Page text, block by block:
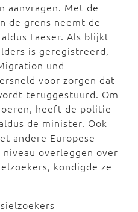
aanvragen. Met de
de grens neemt de
Faeser. Als blijkt
is geregistreerd,
und
voor zorgen dat
teruggestuurd. Om
heeft de politie
de minister. Ook
andere Europese
overleggen over
kondigde ze